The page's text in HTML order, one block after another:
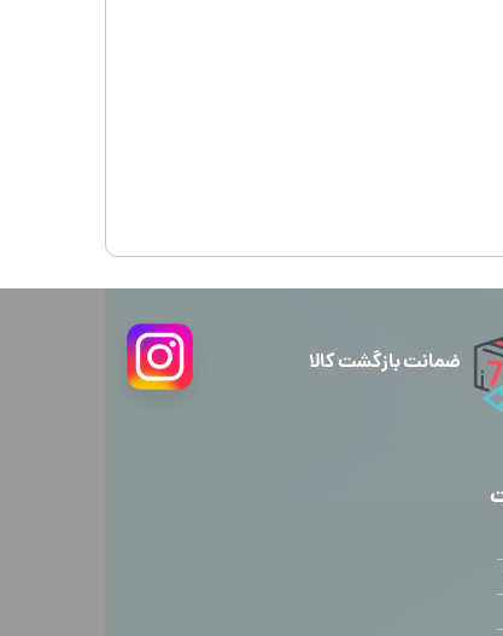
ضمانت بازگشت کالا